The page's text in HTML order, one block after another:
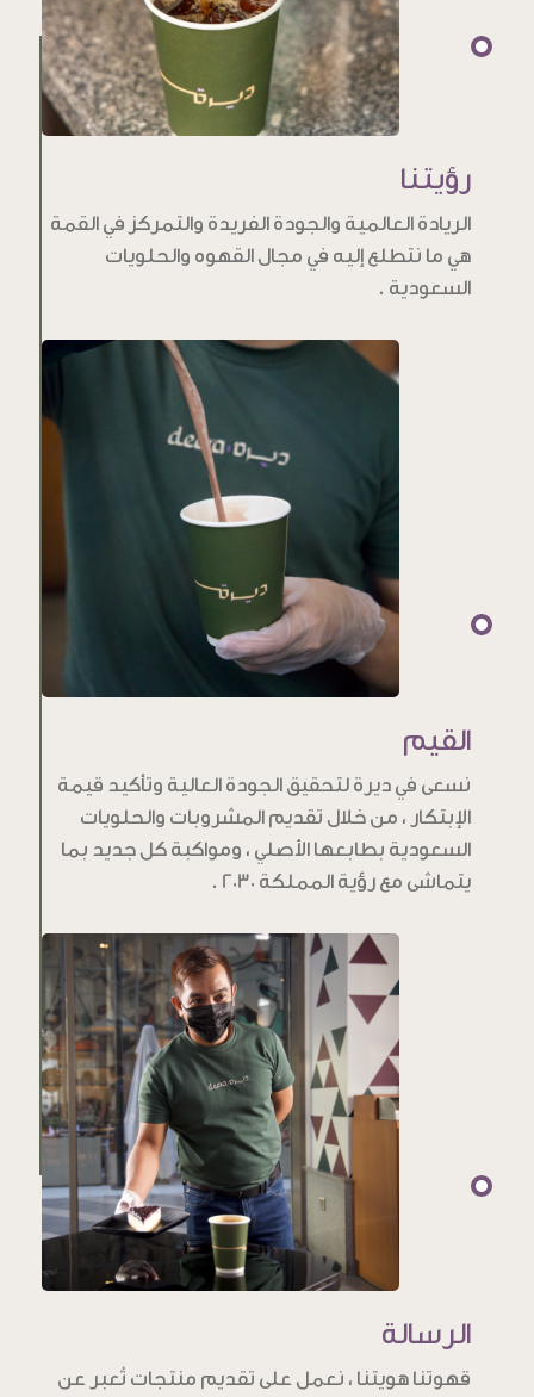
رؤيتنا
الريادة العالمية والجودة الفريدة والتمركز في القمة
هي ما نتطلع إليه في مجال القهوه والحلويات
السعودية .
القيم
نسعى في ديرة لتحقيق الجودة العالية وتأكيد قيمة
الإبتكار ، من خلال تقديم المشروبات والحلويات
السعودية بطابعها الأصلي ، ومواكبة كل جديد بما
يتماشى مع رؤية المملكة 2030 .
الرسالة
قهوتنا هويتنا ، نعمل على تقديم منتجات تُعبر عن